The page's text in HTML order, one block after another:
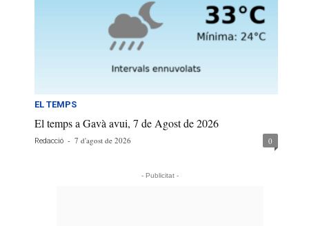
EL TEMPS
El temps a Gavà avui, 7 de Agost de 2026
Redacció - 7 d'agost de 2026 0
- Publicitat -